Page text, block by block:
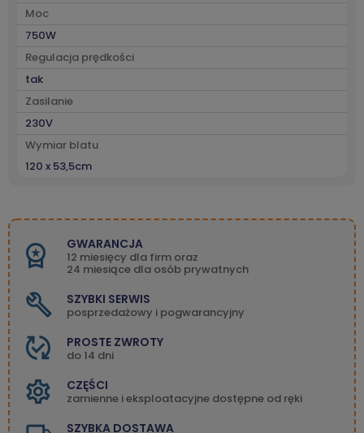
Moc
750W
Regulacja prędkości
tak
Zasilanie
230V
Wymiar blatu
120 x 53,5cm
GWARANCJA
12 miesięcy dla firm oraz
24 miesiące dla osób prywatnych
SZYBKI SERWIS
posprzedażowy i pogwarancyjny
PROSTE ZWROTY
do 14 dni
CZĘŚCI
zamienne i eksploatacyjne dostępne od ręki
SZYBKA DOSTAWA